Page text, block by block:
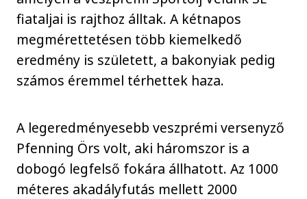
fiataljai is rajthoz álltak. A kétnapos
megmérettetésen több kiemelkedő
eredmény is született, a bakonyiak pedig
számos éremmel térhettek haza.
A legeredményesebb veszprémi versenyző
Pfenning Örs volt, aki háromszor is a
dobogó legfelső fokára állhatott. Az 1000
méteres akadályfutás mellett 2000